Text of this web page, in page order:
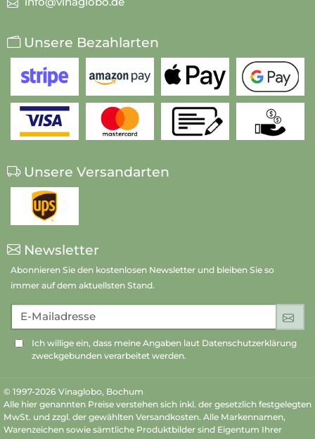
Unsere Bezahlarten
Unsere Versandarten
Newsletter
Abonnieren Sie den kostenlosen Newsletter und bleiben Sie so
immer auf dem aktuellsten Stand.
E-Mailadresse
Ich willige ein, dass meine Angaben laut Datenschutzerklärung
zweckgebunden verarbeitet werden.
© 1997-2026 Vinaglobo, Bochum
Alle hier genannten Preise verstehen sich inkl. der gesetzlich festgelegten
MwSt. und zzgl. der gewählten Versandkosten. Alle Markennamen,
Warenzeichen sowie sämtliche Produktbilder sind Eigentum Ihrer